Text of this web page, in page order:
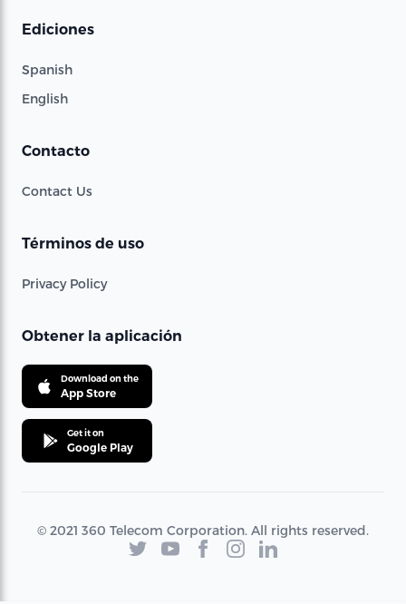
Ediciones
Spanish
English
Contacto
Contact Us
Términos de uso
Privacy Policy
Obtener la aplicación
Download on the
App Store
Get it on
Google Play
© 2021 360 Telecom Corporation. All rights reserved.